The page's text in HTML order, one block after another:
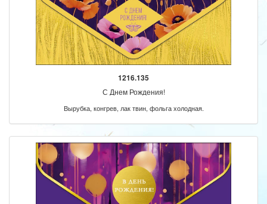
1216.135
С Днем Рождения!
Вырубка, конгрев, лак твин, фольга холодная.